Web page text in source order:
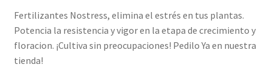
Fertilizantes Nostress, elimina el estrés en tus plantas.
Potencia la resistencia y vigor en la etapa de crecimiento y
floracion. ¡Cultiva sin preocupaciones! Pedilo Ya en nuestra
tienda!